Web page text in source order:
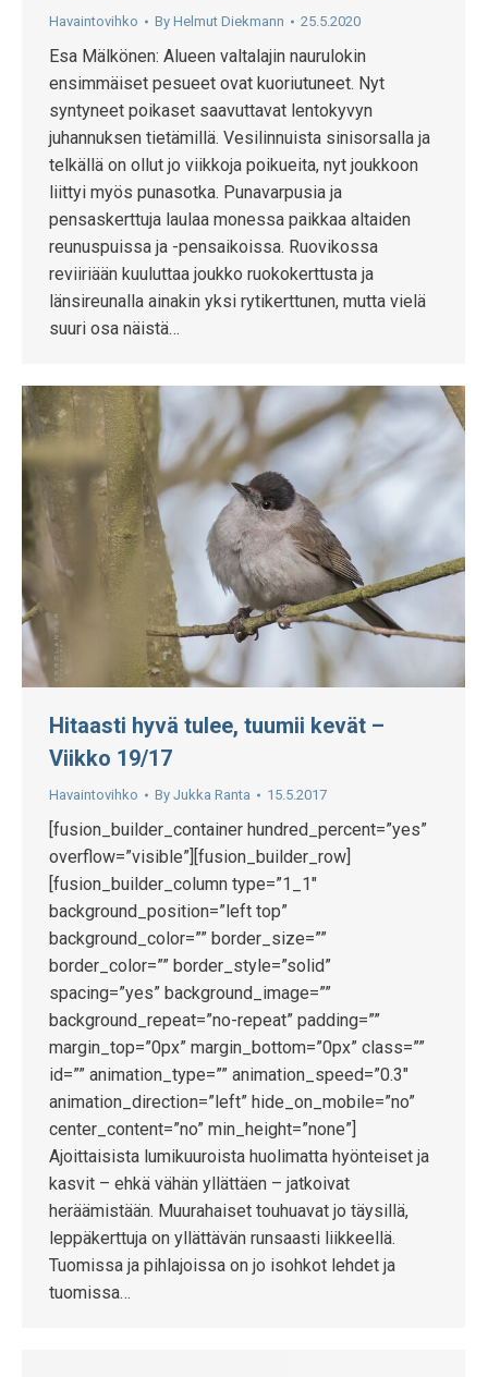
Havaintovihko By Helmut Diekmann 25.5.2020
Esa Mälkönen: Alueen valtalajin naurulokin
ensimmäiset pesueet ovat kuoriutuneet. Nyt
syntyneet poikaset saavuttavat lentokyvyn
juhannuksen tietämillä. Vesilinnuista sinisorsalla ja
telkällä on ollut jo viikkoja poikueita, nyt joukkoon
liittyi myös punasotka. Punavarpusia ja
pensaskerttuja laulaa monessa paikkaa altaiden
reunuspuissa ja -pensaikoissa. Ruovikossa
reviiriään kuuluttaa joukko ruokokerttusta ja
länsireunalla ainakin yksi rytikerttunen, mutta vielä
suuri osa näistä…
Hitaasti hyvä tulee, tuumii kevät –
Viikko 19/17
Havaintovihko By Jukka Ranta 15.5.2017
[fusion_builder_container hundred_percent=”yes”
overflow=”visible”][fusion_builder_row]
[fusion_builder_column type=”1_1″
background_position=”left top”
background_color=”” border_size=””
border_color=”” border_style=”solid”
spacing=”yes” background_image=””
background_repeat=”no-repeat” padding=””
margin_top=”0px” margin_bottom=”0px” class=””
id=”” animation_type=”” animation_speed=”0.3″
animation_direction=”left” hide_on_mobile=”no”
center_content=”no” min_height=”none”]
Ajoittaisista lumikuuroista huolimatta hyönteiset ja
kasvit – ehkä vähän yllättäen – jatkoivat
heräämistään. Muurahaiset touhuavat jo täysillä,
leppäkerttuja on yllättävän runsaasti liikkeellä.
Tuomissa ja pihlajoissa on jo isohkot lehdet ja
tuomissa…